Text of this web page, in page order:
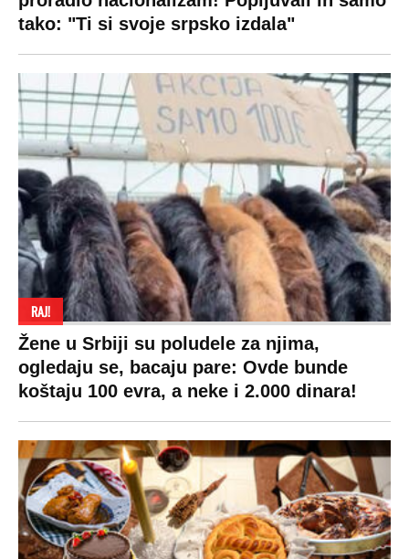
tako: "Ti si svoje srpsko izdala"
RAJ!
Žene u Srbiji su poludele za njima,
ogledaju se, bacaju pare: Ovde bunde
koštaju 100 evra, a neke i 2.000 dinara!